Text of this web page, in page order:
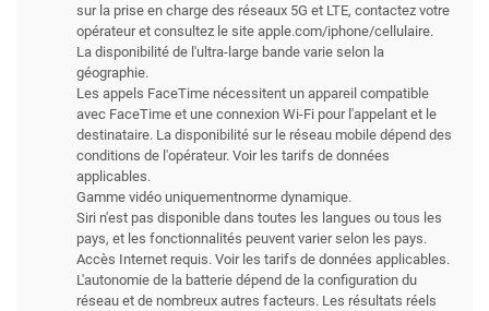
sur la prise en charge des réseaux 5G et LTE, contactez votre
opérateur et consultez le site apple.com/iphone/cellulaire.
La disponibilité de l'ultra-large bande varie selon la
géographie.
Les appels FaceTime nécessitent un appareil compatible
avec FaceTime et une connexion Wi-Fi pour l'appelant et le
destinataire. La disponibilité sur le réseau mobile dépend des
conditions de l'opérateur. Voir les tarifs de données
applicables.
Gamme vidéo uniquementnorme dynamique.
Siri n'est pas disponible dans toutes les langues ou tous les
pays, et les fonctionnalités peuvent varier selon les pays.
Accès Internet requis. Voir les tarifs de données applicables.
L'autonomie de la batterie dépend de la configuration du
réseau et de nombreux autres facteurs. Les résultats réels